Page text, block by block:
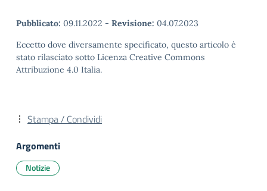
Pubblicato: 09.11.2022 - Revisione: 04.07.2023
Eccetto dove diversamente specificato, questo articolo è
stato rilasciato sotto Licenza Creative Commons
Attribuzione 4.0 Italia.
Stampa / Condividi
Argomenti
Notizie